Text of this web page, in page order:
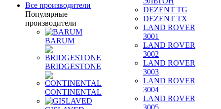
Все производители
Популярные
производители
BARUM
BRIDGESTONE
CONTINENTAL
DEZENT TG
DEZENT TX
LAND ROVER
3001
LAND ROVER
3002
LAND ROVER
3003
LAND ROVER
3004
LAND ROVER
3005